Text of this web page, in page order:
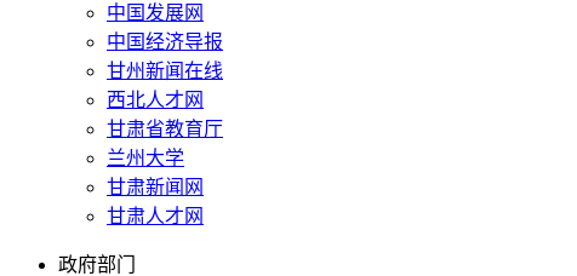
中国发展网
中国经济导报
甘州新闻在线
西北人才网
甘肃省教育厅
兰州大学
甘肃新闻网
甘肃人才网
政府部门